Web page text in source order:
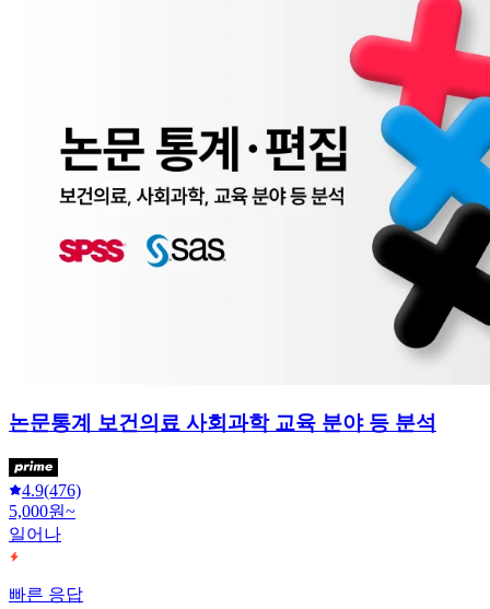
논문통계 보건의료 사회과학 교육 분야 등 분석
4.9(476)
5,000원~
일어나
빠른 응답